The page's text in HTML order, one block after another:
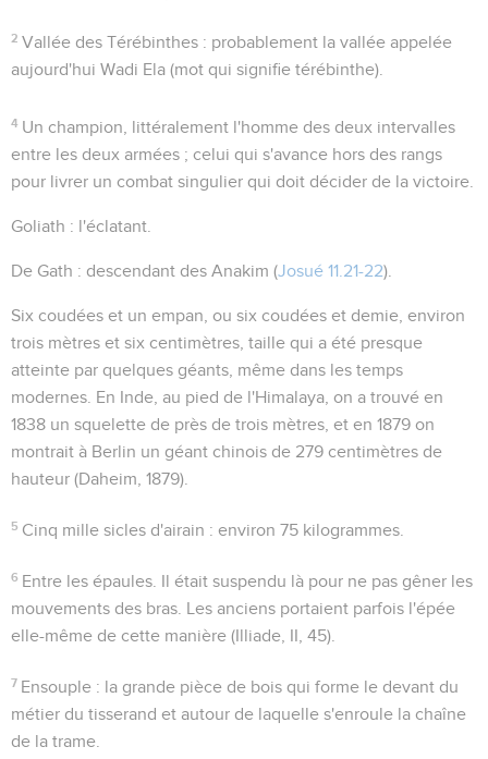
2 Vallée des Térébinthes : probablement la vallée appelée
aujourd'hui Wadi Ela (mot qui signifie térébinthe).
4 Un champion , littéralement l'homme des deux intervalles
entre les deux armées ; celui qui s'avance hors des rangs
pour livrer un combat singulier qui doit décider de la victoire.
Goliath : l'éclatant
De Gath : descendant des Anakim (Josué 11.21-22).
Six coudées et un empan , ou six coudées et demie, environ
trois mètres et six centimètres, taille qui a été presque
atteinte par quelques géants, même dans les temps
modernes. En Inde, au pied de l'Himalaya, on a trouvé en
1838 un squelette de près de trois mètres, et en 1879 on
montrait à Berlin un géant chinois de 279 centimètres de
hauteur (Daheim , 1879).
5 Cinq mille sicles d'airain : environ 75 kilogrammes.
6 Entre les épaules . Il était suspendu là pour ne pas gêner les
mouvements des bras. Les anciens portaient parfois l'épée
elle-même de cette manière (Illiade , II, 45).
7 Ensouple : la grande pièce de bois qui forme le devant du
métier du tisserand et autour de laquelle s'enroule la chaîne
de la trame.